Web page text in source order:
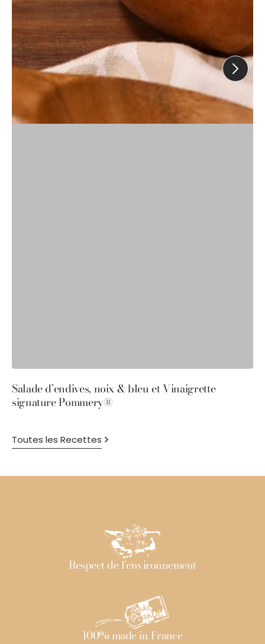
Toutes les Recettes
Salade d’endives, noix & bleu et Vinaigrette
signature Pommery®
Respect de l'environnement
100% made in France